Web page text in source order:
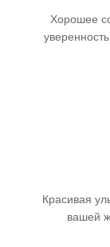
Хорошее
Красивая
вашей